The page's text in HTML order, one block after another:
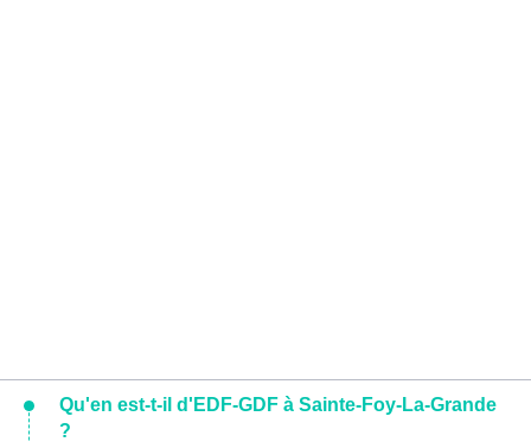
Qu'en est-t-il d'EDF-GDF à Sainte-Foy-La-Grande
?